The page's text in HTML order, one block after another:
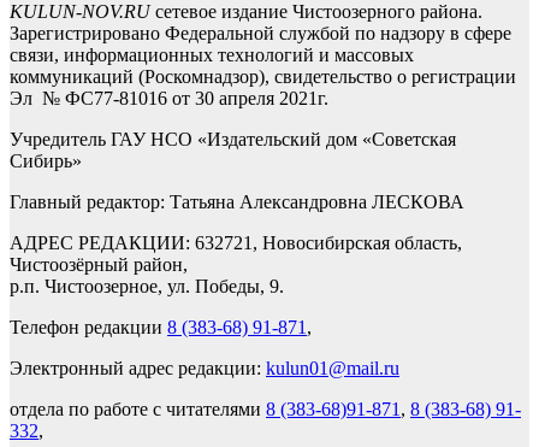
KULUN-NOV.RUсетевое издание Чистоозерного района.
Зарегистрировано Федеральной службой по надзору в сфере
связи, информационных технологий и массовых
коммуникаций (Роскомнадзор), свидетельство о регистрации
Эл № ФС77-81016 от 30 апреля 2021г.
Учредитель ГАУ НСО «Издательский дом «Советская
Сибирь»
Главный редактор: Татьяна Александровна ЛЕСКОВА
АДРЕС РЕДАКЦИИ: 632721, Новосибирская область,
Чистоозёрный район,
р.п. Чистоозерное, ул. Победы, 9.
Телефон редакции 8 (383-68) 91-871 ,
Электронный адрес редакции: kulun01@mail.ru
отдела по работе с читателями 8 (383-68)91-871 , 8 (383-68) 91-
332,